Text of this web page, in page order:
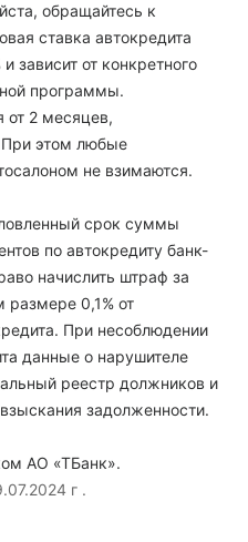
обращайтесь к
ставка автокредита
зависит от конкретного
программы.
от 2 месяцев,
этом любые
не взимаются.
срок суммы
по автокредиту банк-
начислить штраф за
размере 0,1% от
При несоблюдении
данные о нарушителе
реестр должников и
задолженности.
АО «ТБанк».
г .